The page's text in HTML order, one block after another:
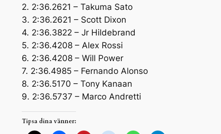
2. 2:36.2621 – Takuma Sato
3. 2:36.2621 – Scott Dixon
4. 2:36.3822 – Jr Hildebrand
5. 2:36.4208 – Alex Rossi
6. 2:36.4208 – Will Power
7. 2:36.4985 – Fernando Alonso
8. 2:36.5170 – Tony Kanaan
9. 2:36.5737 – Marco Andretti
Tipsa dina vänner: